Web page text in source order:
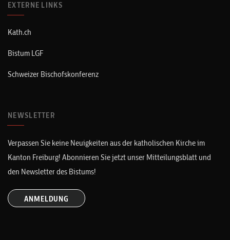
EXTERNE LINKS
Kath.ch
Bistum LGF
Schweizer Bischofskonferenz
NEWSLETTER
Verpassen Sie keine Neuigkeiten aus der katholischen Kirche im
Kanton Freiburg! Abonnieren Sie jetzt unser Mitteilungsblatt und
den Newsletter des Bistums!
ANMELDUNG